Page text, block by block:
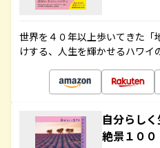
世界を４０年以上歩いてきた「
けする、人生を輝かせるハワイ
自分らし
絶景１００